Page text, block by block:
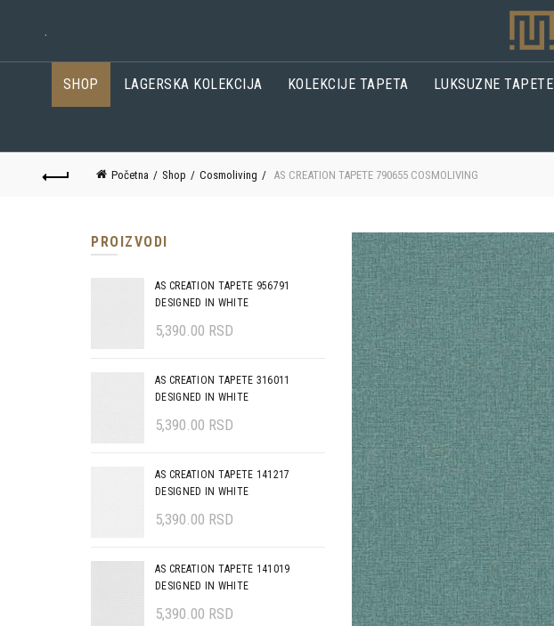
.
SHOP LAGERSKA KOLEKCIJA KOLEKCIJE TAPETA LUKSUZNE TAPETE
Početna Shop Cosmoliving AS CREATION TAPETE 790655 COSMOLIVING
PROIZVODI
AS CREATION TAPETE 956791
DESIGNED IN WHITE
5,390.00 RSD
AS CREATION TAPETE 316011
DESIGNED IN WHITE
5,390.00 RSD
AS CREATION TAPETE 141217
DESIGNED IN WHITE
5,390.00 RSD
AS CREATION TAPETE 141019
DESIGNED IN WHITE
5,390.00 RSD